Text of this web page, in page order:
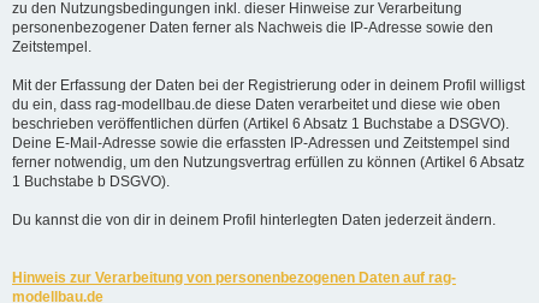
zu den Nutzungsbedingungen inkl. dieser Hinweise zur Verarbeitung
personenbezogener Daten ferner als Nachweis die IP-Adresse sowie den
Zeitstempel.
Mit der Erfassung der Daten bei der Registrierung oder in deinem Profil willigst
du ein, dass rag-modellbau.de diese Daten verarbeitet und diese wie oben
beschrieben veröffentlichen dürfen (Artikel 6 Absatz 1 Buchstabe a DSGVO).
Deine E-Mail-Adresse sowie die erfassten IP-Adressen und Zeitstempel sind
ferner notwendig, um den Nutzungsvertrag erfüllen zu können (Artikel 6 Absatz
1 Buchstabe b DSGVO).
Du kannst die von dir in deinem Profil hinterlegten Daten jederzeit ändern.
Hinweis zur Verarbeitung von personenbezogenen Daten auf rag-
modellbau.de